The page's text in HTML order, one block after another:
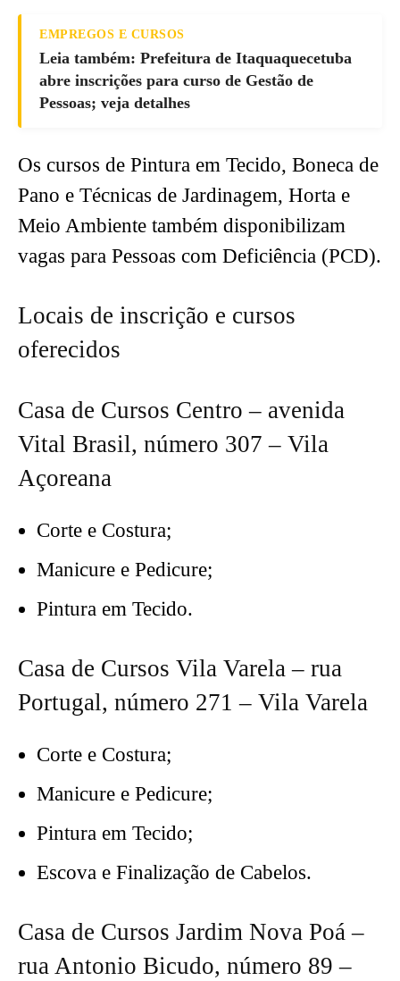
EMPREGOS E CURSOS
Leia também: Prefeitura de Itaquaquecetuba
abre inscrições para curso de Gestão de
Pessoas; veja detalhes
Os cursos de Pintura em Tecido, Boneca de
Pano e Técnicas de Jardinagem, Horta e
Meio Ambiente também disponibilizam
vagas para Pessoas com Deficiência (PCD).
Locais de inscrição e cursos
oferecidos
Casa de Cursos Centro – avenida
Vital Brasil, número 307 – Vila
Açoreana
Corte e Costura;
Manicure e Pedicure;
Pintura em Tecido.
Casa de Cursos Vila Varela – rua
Portugal, número 271 – Vila Varela
Corte e Costura;
Manicure e Pedicure;
Pintura em Tecido;
Escova e Finalização de Cabelos.
Casa de Cursos Jardim Nova Poá –
rua Antonio Bicudo, número 89 –